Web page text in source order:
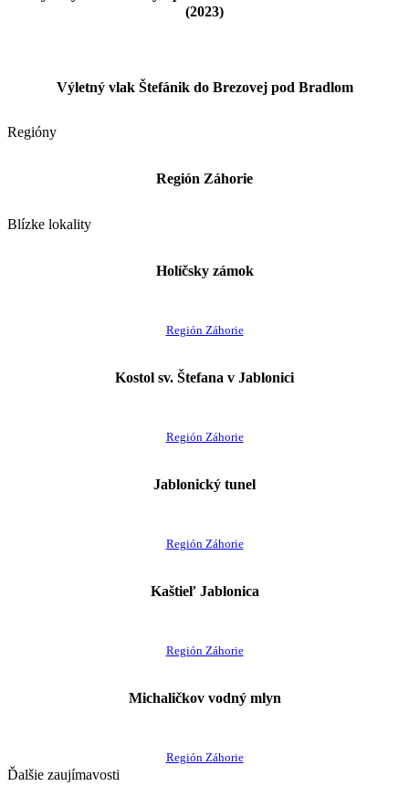
(2023)
Výletný vlak Štefánik do Brezovej pod Bradlom
Regióny
Región Záhorie
Blízke lokality
Holíčsky zámok
Región Záhorie
Kostol sv. Štefana v Jablonici
Región Záhorie
Jablonický tunel
Región Záhorie
Kaštieľ Jablonica
Región Záhorie
Michaličkov vodný mlyn
Región Záhorie
Ďalšie zaujímavosti